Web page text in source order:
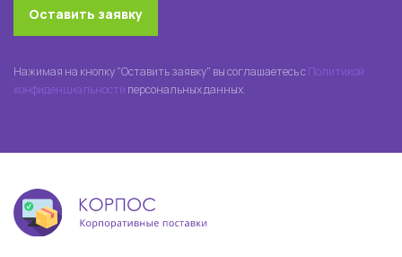
Оставить заявку
Нажимая на кнопку "Оставить заявку" вы соглашаетесь сПолитикой
конфиденциальности персональных данных.